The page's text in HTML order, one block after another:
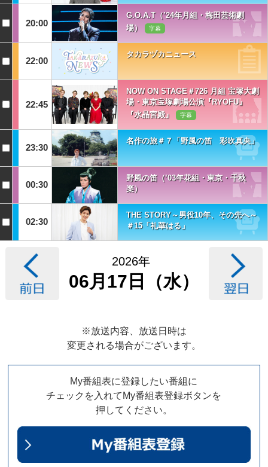
20:00
G.O.A.T（’24年月組・梅田芸術劇
場）
字幕
22:00
タカラヅカニュース
22:45
NOW ON STAGE＃726 月組 宝塚大劇
場・東京宝塚劇場公演『RYOFU』
『水晶宮殿』
字幕
23:30
名作の旅＃７「野風の笛 彩吹真央」
00:30
野風の笛（’03年花組・東京・千秋
楽）
02:30
THE STORY～男役10年、その先へ～
＃15「礼華はる」
2026年
06月17日（水）
※放送内容、放送日時は
変更される場合がございます。
My番組表に登録したい番組に
チェックを入れてMy番組表登録ボタンを
押してください。